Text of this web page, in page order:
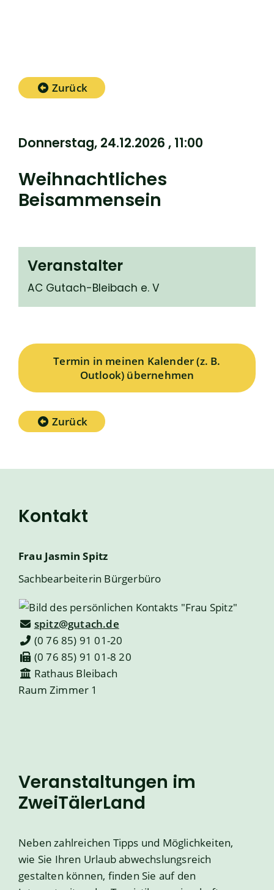
Zurück
Donnerstag, 24.12.2026 , 11:00
Weihnachtliches
Beisammensein
Veranstalter
AC Gutach-Bleibach e. V
Termin in meinen Kalender (z. B.
Outlook) übernehmen
Zurück
Kontakt
Frau Jasmin Spitz
Sachbearbeiterin Bürgerbüro
spitz@gutach.de
(0 76 85) 91 01-20
(0 76 85) 91 01-8 20
Rathaus Bleibach
Raum Zimmer 1
Veranstaltungen im
ZweiTälerLand
Neben zahlreichen Tipps und Möglichkeiten,
wie Sie Ihren Urlaub abwechslungsreich
gestalten können, finden Sie auf den